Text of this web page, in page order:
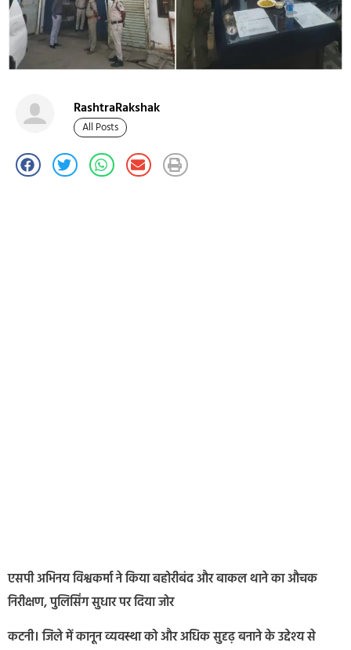
RashtraRakshak
All Posts
एसपी अभिनय विश्वकर्मा ने किया बहोरीबंद और बाकल थाने का औचक
निरीक्षण, पुलिसिंग सुधार पर दिया जोर
कटनी। जिले में कानून व्यवस्था को और अधिक सुदृढ़ बनाने के उद्देश्य से